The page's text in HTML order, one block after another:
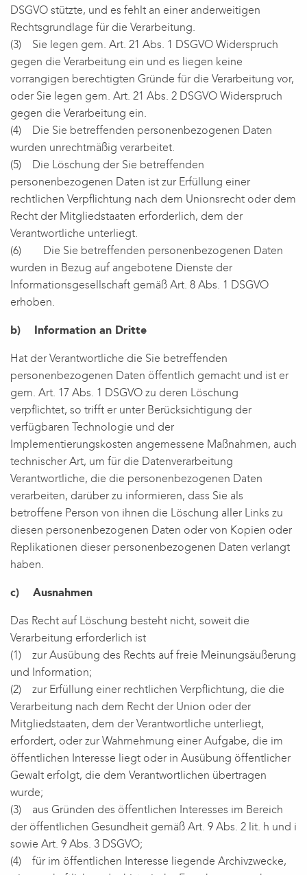
DSGVO stützte, und es fehlt an einer anderweitigen
Rechtsgrundlage für die Verarbeitung.
(3) Sie legen gem. Art. 21 Abs. 1 DSGVO Widerspruch
gegen die Verarbeitung ein und es liegen keine
vorrangigen berechtigten Gründe für die Verarbeitung vor,
oder Sie legen gem. Art. 21 Abs. 2 DSGVO Widerspruch
gegen die Verarbeitung ein.
(4) Die Sie betreffenden personenbezogenen Daten
wurden unrechtmäßig verarbeitet.
(5) Die Löschung der Sie betreffenden
personenbezogenen Daten ist zur Erfüllung einer
rechtlichen Verpflichtung nach dem Unionsrecht oder dem
Recht der Mitgliedstaaten erforderlich, dem der
Verantwortliche unterliegt.
(6) Die Sie betreffenden personenbezogenen Daten
wurden in Bezug auf angebotene Dienste der
Informationsgesellschaft gemäß Art. 8 Abs. 1 DSGVO
erhoben.
b) Information an Dritte
Hat der Verantwortliche die Sie betreffenden
personenbezogenen Daten öffentlich gemacht und ist er
gem. Art. 17 Abs. 1 DSGVO zu deren Löschung
verpflichtet, so trifft er unter Berücksichtigung der
verfügbaren Technologie und der
Implementierungskosten angemessene Maßnahmen, auch
technischer Art, um für die Datenverarbeitung
Verantwortliche, die die personenbezogenen Daten
verarbeiten, darüber zu informieren, dass Sie als
betroffene Person von ihnen die Löschung aller Links zu
diesen personenbezogenen Daten oder von Kopien oder
Replikationen dieser personenbezogenen Daten verlangt
haben.
c) Ausnahmen
Das Recht auf Löschung besteht nicht, soweit die
Verarbeitung erforderlich ist
(1) zur Ausübung des Rechts auf freie Meinungsäußerung
und Information;
(2) zur Erfüllung einer rechtlichen Verpflichtung, die die
Verarbeitung nach dem Recht der Union oder der
Mitgliedstaaten, dem der Verantwortliche unterliegt,
erfordert, oder zur Wahrnehmung einer Aufgabe, die im
öffentlichen Interesse liegt oder in Ausübung öffentlicher
Gewalt erfolgt, die dem Verantwortlichen übertragen
wurde;
(3) aus Gründen des öffentlichen Interesses im Bereich
der öffentlichen Gesundheit gemäß Art. 9 Abs. 2 lit. h und i
sowie Art. 9 Abs. 3 DSGVO;
(4) für im öffentlichen Interesse liegende Archivzwecke,